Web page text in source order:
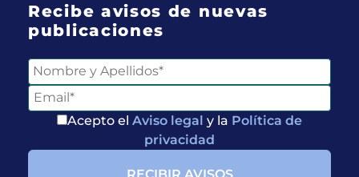
Recibe avisos de nuevas
publicaciones
Acepto el Aviso legal y la Política de
privacidad